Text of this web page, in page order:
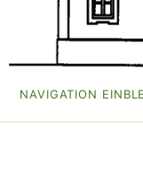
NAVIGATION